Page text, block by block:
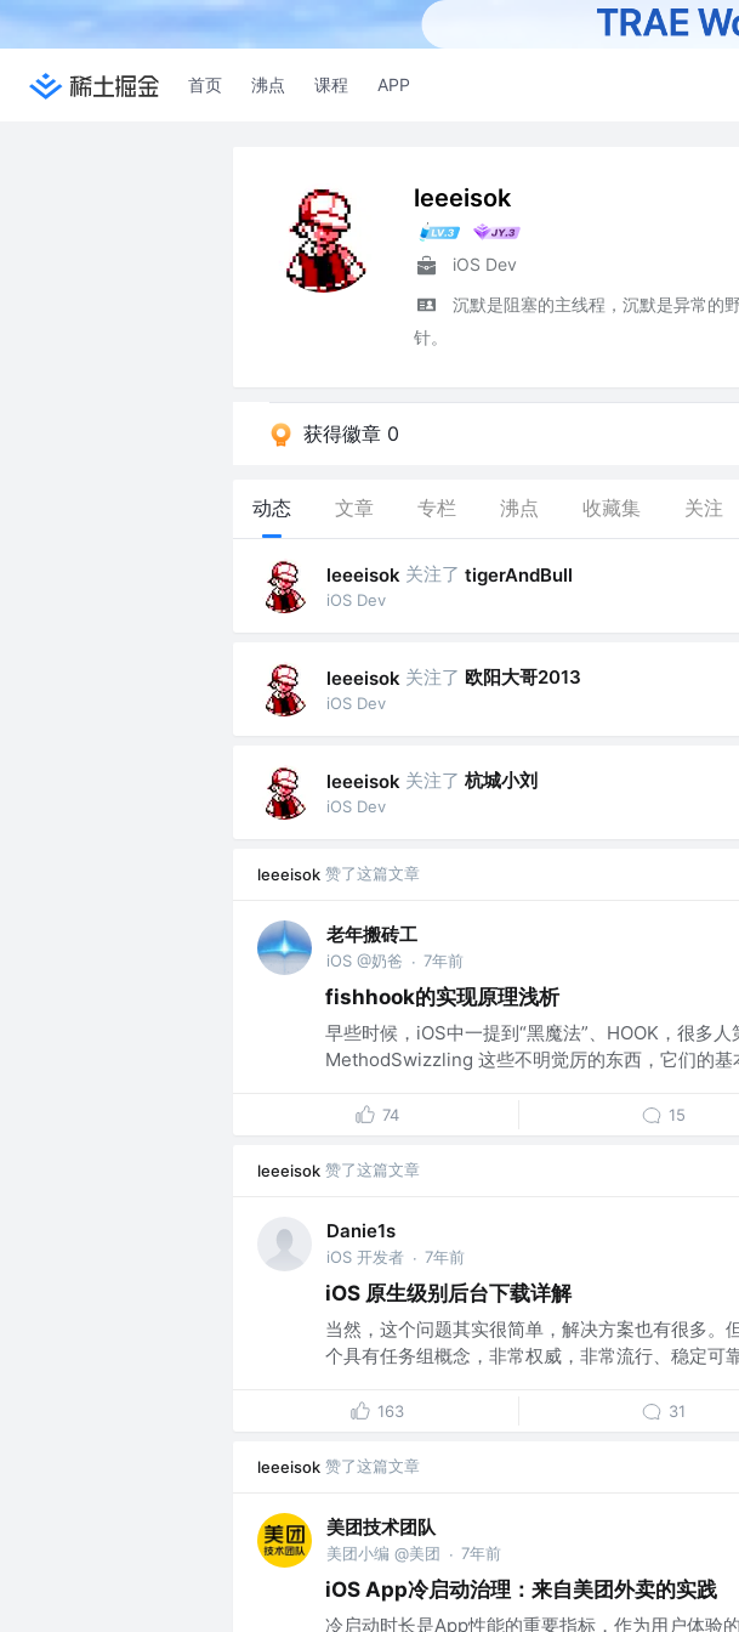
首页 沸点 课程 APP
leeeisok
iOS Dev
沉默是阻塞的主线程，沉默是异常的
针。
获得徽章 0
动态 文章 专栏 沸点 收藏集 关注
leeeisok 关注了 tigerAndBull
iOS Dev
leeeisok 关注了 欧阳大哥2013
iOS Dev
leeeisok 关注了 杭城小刘
iOS Dev
leeeisok 赞了这篇文章
老年搬砖工
iOS @奶爸 · 7年前
fishhook的实现原理浅析
早些时候，iOS中一提到“黑魔法”、HOOK，很多
MethodSwizzling 这些不明觉厉的东西，它们的基
74 15
leeeisok 赞了这篇文章
Danie1s
iOS 开发者 · 7年前
iOS 原生级别后台下载详解
当然，这个问题其实很简单，解决方案也有很多。
个具有任务组概念，非常权威，非常流行、稳定
163 31
leeeisok 赞了这篇文章
美团技术团队
美团小编 @美团 · 7年前
iOS App冷启动治理：来自美团外卖的实践
冷启动时长是App性能的重要指标，作为用户体验